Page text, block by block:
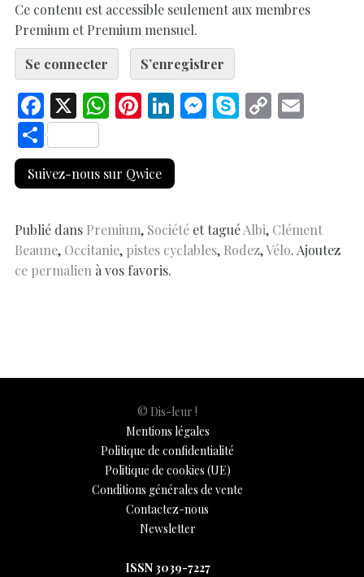
Ce contenu est accessible seulement aux membres
Premium et Premium mensuel.
Se connecter
S’enregistrer
F
ac
e
b
o
k
X W
at
s
p
p
Pi
er
es
Li
k
e
n
M
er
S C
n
k
S
h
ar
Suivez-nous sur Qwice
Publié dans Premium, Société et taguéAlbi, Clément
Beaune, Occitanie, pistes cyclables, Rodez,Vélo. Ajoutez
ce permalien à vos favoris.
© Dis-leur !
Mentions légales
Politique de confidentialité
Politique de cookies (UE)
Conditions générales de vente
Contactez-nous
Newsletter
ISSN 3039-7227